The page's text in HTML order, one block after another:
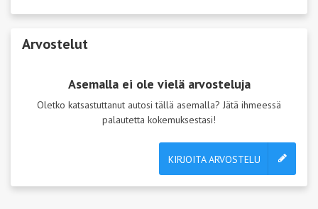
Arvostelut
Asemalla ei ole vielä arvosteluja
Oletko katsastuttanut autosi tällä asemalla? Jätä ihmeessä
palautetta kokemuksestasi!
KIRJOITA ARVOSTELU